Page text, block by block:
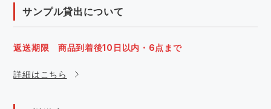
サンプル貸出について
返送期限 商品到着後10日以内・6点まで
詳細はこちら